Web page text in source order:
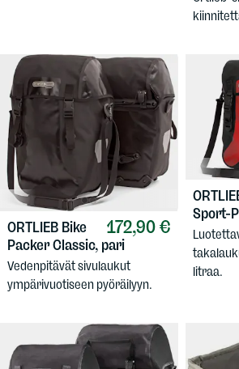
172,90 €
ORTLIEB Bike
Packer Classic, pari
Vedenpitävät sivulaukut
ympärivuotiseen pyöräilyyn.
Sport-
litraa.